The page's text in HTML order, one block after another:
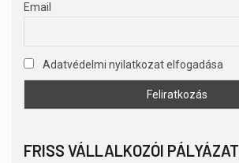
Email
Adatvédelmi nyilatkozat elfogadása
FRISS VÁLLALKOZÓI PÁLYÁZAT